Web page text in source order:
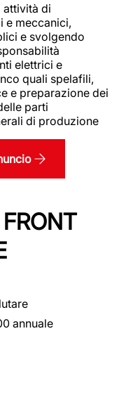
attività di
e meccanici,
e svolgendo
elettrici e
quali spelafili,
e preparazione dei
parti
di produzione
annuale